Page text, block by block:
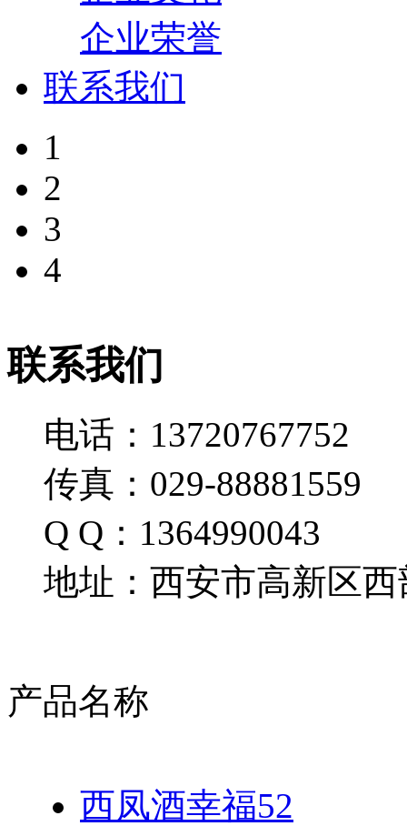
企业荣誉
联系我们
1
2
3
4
联系我们
电话：13720767752
传真：029-88881559
Q Q：1364990043
地址：西安市高新区西
产品名称
西凤酒幸福52